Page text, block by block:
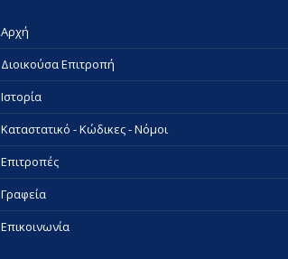
Αρχή
Διοικούσα Επιτροπή
Ιστορία
Καταστατικό - Κώδικες - Νόμοι
Επιτροπές
Γραφεία
Επικοινωνία